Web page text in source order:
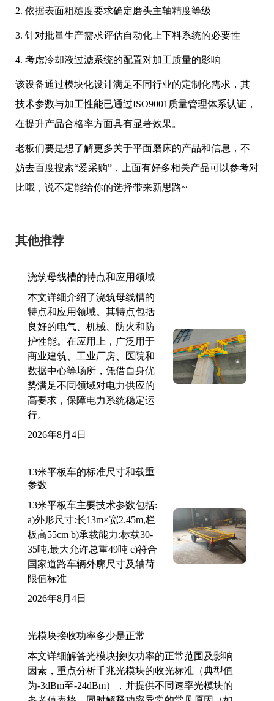
2. 依据表面粗糙度要求确定磨头主轴精度等级
3. 针对批量生产需求评估自动化上下料系统的必要性
4. 考虑冷却液过滤系统的配置对加工质量的影响
该设备通过模块化设计满足不同行业的定制化需求，其
技术参数与加工性能已通过ISO9001质量管理体系认证，
在提升产品合格率方面具有显著效果。
老板们要是想了解更多关于平面磨床的产品和信息，不
妨去百度搜索“爱采购”，上面有好多相关产品可以参考对
比哦，说不定能给你的选择带来新思路~
其他推荐
浇筑母线槽的特点和应用领域
本文详细介绍了浇筑母线槽的
特点和应用领域。其特点包括
良好的电气、机械、防火和防
护性能。在应用上，广泛用于
商业建筑、工业厂房、医院和
数据中心等场所，凭借自身优
势满足不同领域对电力供应的
高要求，保障电力系统稳定运
行。
2026年8月4日
13米平板车的标准尺寸和载重
参数
13米平板车主要技术参数包括:
a)外形尺寸:长13m×宽2.45m,栏
板高55cm b)承载能力:标载30-
35吨,最大允许总重49吨 c)符合
国家道路车辆外廓尺寸及轴荷
限值标准
2026年8月4日
光模块接收功率多少是正常
本文详细解答光模块接收功率的正常范围及影响
因素，重点分析千兆光模块的收光标准（典型值
为-3dBm至-24dBm），并提供不同速率光模块的